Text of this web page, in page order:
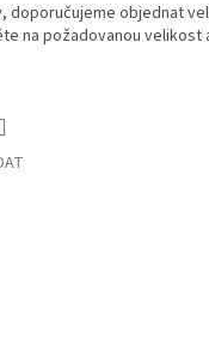
doporučujeme objednat
na požadovanou velikost